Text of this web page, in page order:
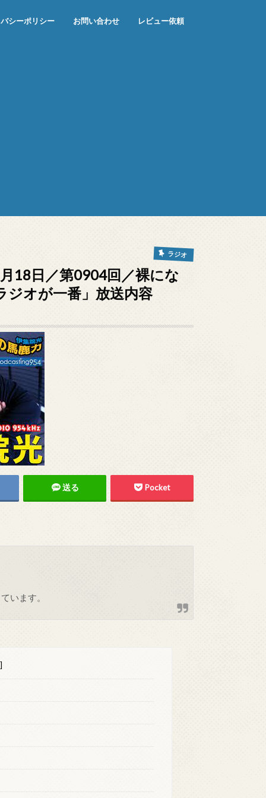
シーポリシー お問い合わせ レビュー依頼
ラジオ
18日／第0904回／裸にな
ジオが一番」放送内容
送る Pocket
います。
]